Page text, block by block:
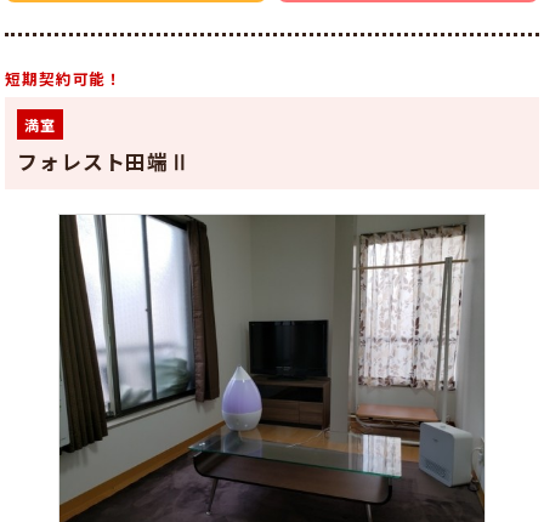
短期契約可能！
満室
フォレスト田端Ⅱ